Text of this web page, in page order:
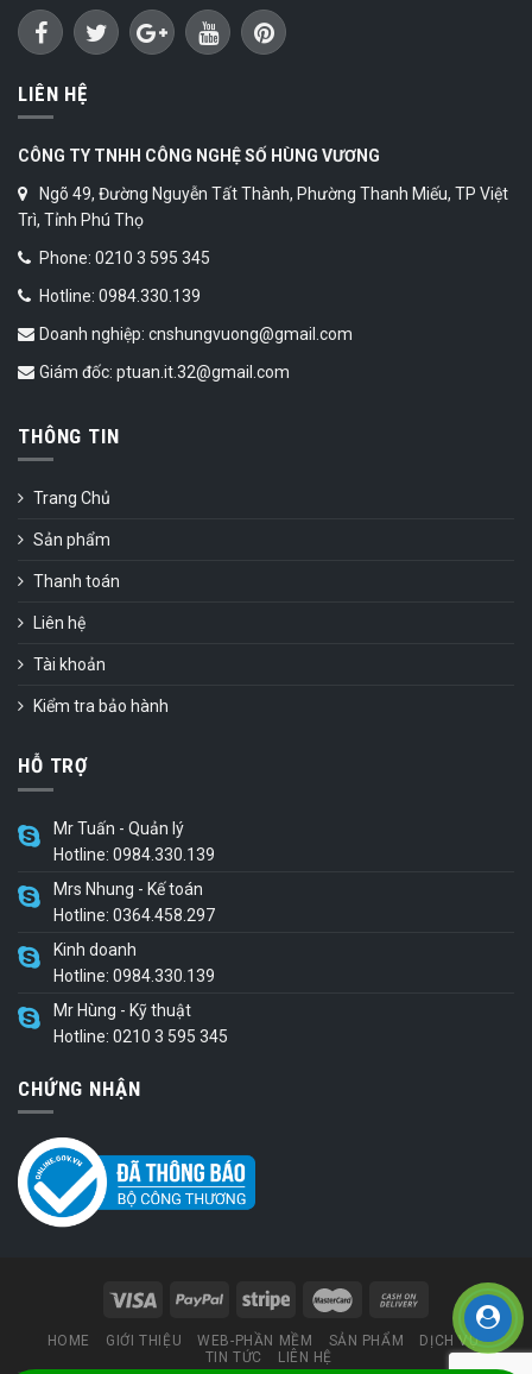
LIÊN HỆ
CÔNG TY TNHH CÔNG NGHỆ SỐ HÙNG VƯƠNG
Ngõ 49, Đường Nguyễn Tất Thành, Phường Thanh Miếu, TP Việt
Trì, Tỉnh Phú Thọ
Phone: 0210 3 595 345
Hotline: 0984.330.139
Doanh nghiệp: cnshungvuong@gmail.com
Giám đốc: ptuan.it.32@gmail.com
THÔNG TIN
Trang Chủ
Sản phẩm
Thanh toán
Liên hệ
Tài khoản
Kiểm tra bảo hành
HỖ TRỢ
Mr Tuấn - Quản lý
Hotline: 0984.330.139
Mrs Nhung - Kế toán
Hotline: 0364.458.297
Kinh doanh
Hotline: 0984.330.139
Mr Hùng - Kỹ thuật
Hotline: 0210 3 595 345
CHỨNG NHẬN
HOME GIỚI THIỆU WEB-PHẦN MỀM SẢN PHẨM
DỊCH VỤ
TIN TỨC
LIÊN HỆ